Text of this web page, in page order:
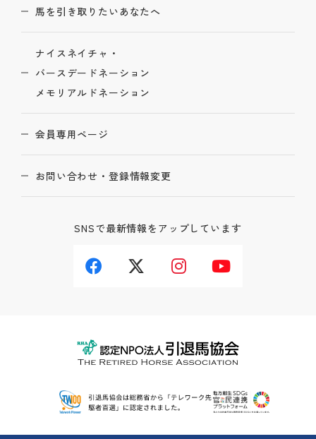
馬を引き取りたいあなたへ
ナイスネイチャ・
バースデードネーション
メモリアルドネーション
会員専用ページ
お問い合わせ・登録情報変更
SNSで最新情報をアップしています